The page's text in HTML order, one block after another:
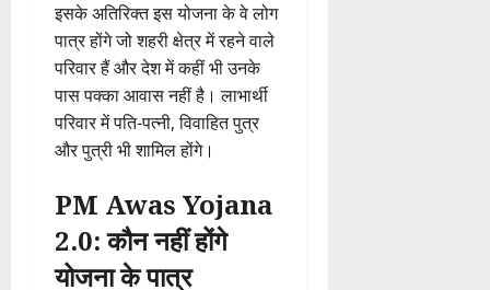
इसके अतिरिक्त इस योजना के वे लोग
पात्र होंगे जो शहरी क्षेत्र में रहने वाले
परिवार हैं और देश में कहीं भी उनके
पास पक्का आवास नहीं है। लाभार्थी
परिवार में पति-पत्नी, विवाहित पुत्र
और पुत्री भी शामिल होंगे।
PM Awas Yojana
2.0: कौन नहीं होंगे
योजना के पात्र